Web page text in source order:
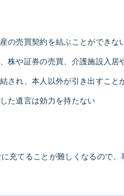
の売買契約を結ぶことができな
株や証券の売買、介護施設入居
され、本人以外が引き出すこと
た遺言は効力を持たない
充てることが難しくなるので